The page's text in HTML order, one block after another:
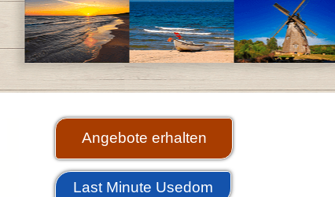
Angebote erhalten
Last Minute Usedom